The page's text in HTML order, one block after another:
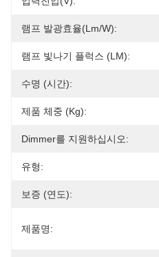
램프 발광효율(lm/w):
램프 빛나기 플럭스 (LM):
수명 (시간):
제품 체중 (kg):
Dimmer를 지원하십시오:
유형:
보증 (연도):
제품명: